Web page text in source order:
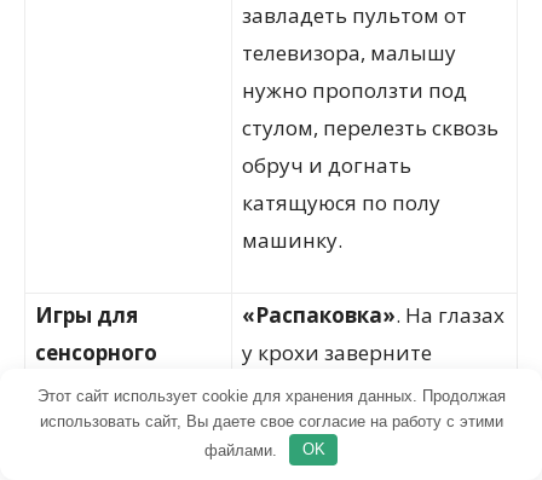
завладеть пультом от
телевизора, малышу
нужно проползти под
стулом, перелезть сквозь
обруч и догнать
катящуюся по полу
машинку.
Игры для
сенсорного
развития
«Распаковка». На глазах
у крохи заверните
игрушку в бумагу. Затем
предложите малышу
открыть её. Аккуратно
Этот сайт использует cookie для хранения данных. Продолжая
использовать сайт, Вы даете свое согласие на работу с этими
файлами.
OK